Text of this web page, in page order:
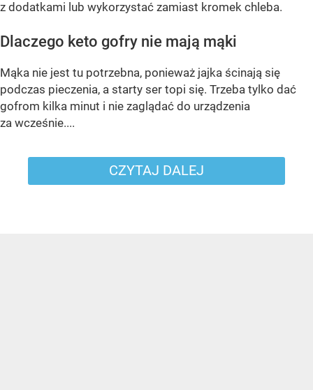
z dodatkami lub wykorzystać zamiast kromek chleba.
Dlaczego keto gofry nie mają mąki
Mąka nie jest tu potrzebna, ponieważ jajka ścinają się
podczas pieczenia, a starty ser topi się. Trzeba tylko dać
gofrom kilka minut i nie zaglądać do urządzenia
za wcześnie....
CZYTAJ DALEJ